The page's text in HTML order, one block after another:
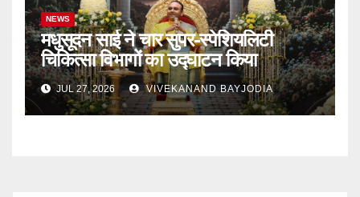
NEWS
मधुसूदन साई ने चार सुपर-स्पेशियलिटी
चिकित्सा विभागों का उद्घाटन किया
JUL 27, 2026 VIVEKANAND BAYJODIA